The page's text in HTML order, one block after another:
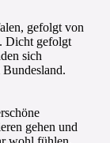
gefolgt von
Dicht gefolgt
sich
gehen und